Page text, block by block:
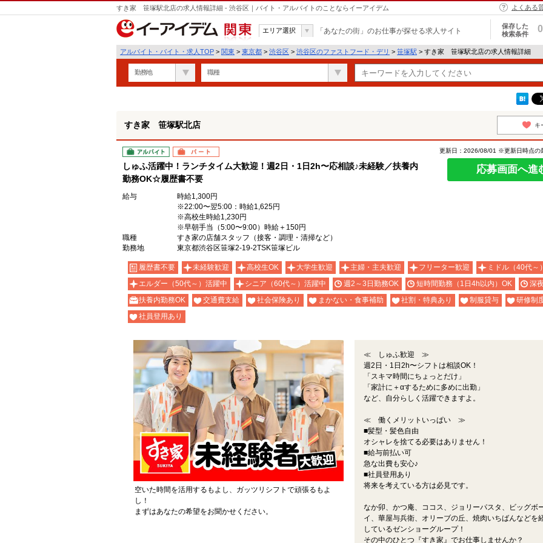
すき家 笹塚駅北店の求人情報詳細 - 渋谷区｜バイト・アルバイトのことならイーアイデム よくある
関東
エリア選択 「あなたの街」のお仕事が探せる求人サイト
保存した
検索条件
0
アルバイト・バイト・求人TOP > 関東 > 東京都 > 渋谷区 > 渋谷区のファストフード・デリ > 笹塚駅 > すき家 笹塚駅北店の求人情報詳細
勤務地 職種
すき家 笹塚駅北店 キ
アルバイト パート
しゅふ活躍中！ランチタイム大歓迎！週2日・1日2h〜応相談♪未経験／扶養内
勤務OK☆履歴書不要
更新日：2026/08/01 ※更新日時点の
応募画面へ進
給与
時給1,300円
※22:00〜翌5:00：時給1,625円
※高校生時給1,230円
※早朝手当（5:00〜9:00）時給＋150円
職種
すき家の店舗スタッフ（接客・調理・清掃など）
勤務地
東京都渋谷区笹塚2-19-2TSK笹塚ビル
履歴書不要 未経験歓迎 高校生OK 大学生歓迎 主婦・主夫歓迎 フリーター歓迎
ミドル（40代～
エルダー（50代～）活躍中
シニア（60代～）活躍中 週2～3日勤務OK 短時間勤務（1日4h以内）OK
深夜
扶養内勤務OK
交通費支給 社会保険あり まかない・食事補助 社割・特典あり 制服貸与
研修制
社員登用あり
空いた時間を活用するもよし、ガッツリシフトで頑張るもよ
し！
まずはあなたの希望をお聞かせください。
≪ しゅふ歓迎 ≫
週2日・1日2h〜シフトは相談OK！
「スキマ時間にちょっとだけ」
「家計に＋αするために多めに出勤」
など、自分らしく活躍できますよ。
≪ 働くメリットいっぱい ≫
■髪型・髪色自由
オシャレを捨てる必要はありません！
■給与前払い可
急な出費も安心♪
■社員登用あり
将来を考えている方は必見です。
なか卯、かつ庵、ココス、ジョリーパスタ、ビッグボ
イ、華屋与兵衛、オリーブの丘、焼肉いちばんなどを
しているゼンショーグループ！
その中のひとつ『すき家』でお仕事しませんか？